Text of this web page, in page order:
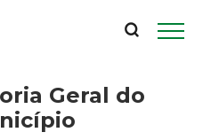
Geral do